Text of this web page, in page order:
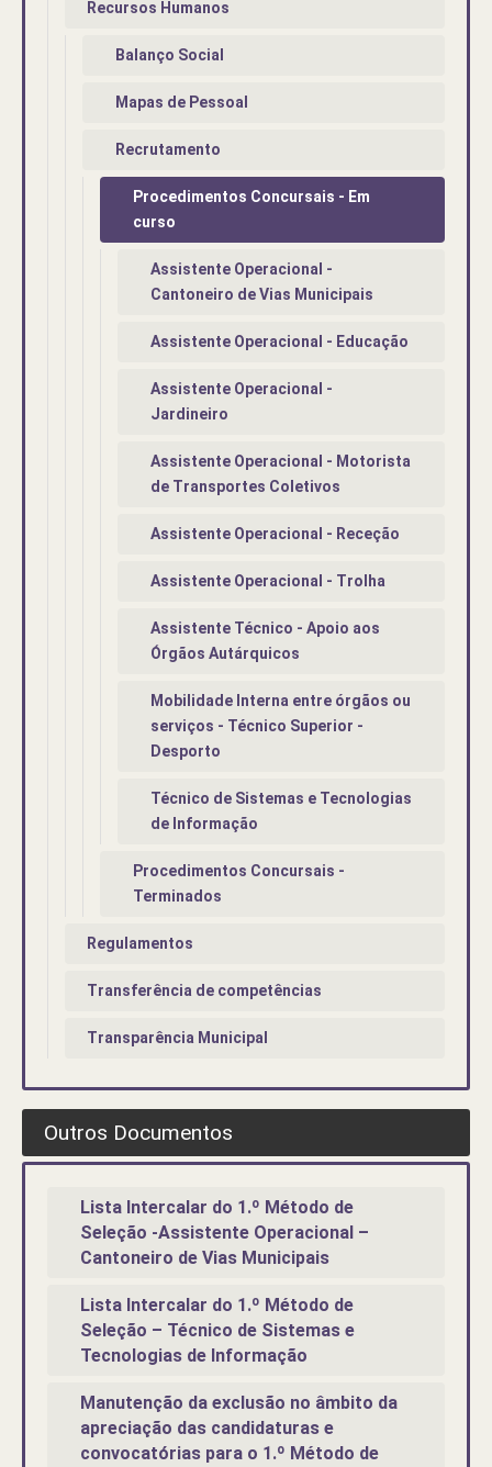
Recursos Humanos
Balanço Social
Mapas de Pessoal
Recrutamento
Procedimentos Concursais - Em
curso
Assistente Operacional -
Cantoneiro de Vias Municipais
Assistente Operacional - Educação
Assistente Operacional -
Jardineiro
Assistente Operacional - Motorista
de Transportes Coletivos
Assistente Operacional - Receção
Assistente Operacional - Trolha
Assistente Técnico - Apoio aos
Órgãos Autárquicos
Mobilidade Interna entre órgãos ou
serviços - Técnico Superior -
Desporto
Técnico de Sistemas e Tecnologias
de Informação
Procedimentos Concursais -
Terminados
Regulamentos
Transferência de competências
Transparência Municipal
Outros Documentos
Lista Intercalar do 1.º Método de
Seleção -Assistente Operacional –
Cantoneiro de Vias Municipais
Lista Intercalar do 1.º Método de
Seleção – Técnico de Sistemas e
Tecnologias de Informação
Manutenção da exclusão no âmbito da
apreciação das candidaturas e
convocatórias para o 1.º Método de